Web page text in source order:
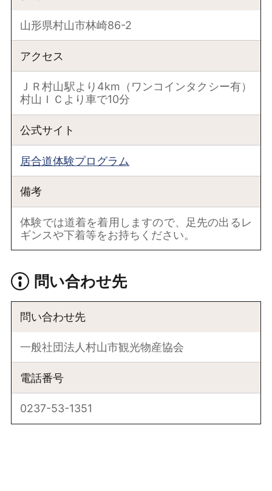
山形県村山市林崎86-2
アクセス
ＪＲ村山駅より4km（ワンコインタクシー有）
村山ＩＣより車で10分
公式サイト
居合道体験プログラム
備考
体験では道着を着用しますので、足先の出るレ
ギンスや下着等をお持ちください。
問い合わせ先
問い合わせ先
一般社団法人村山市観光物産協会
電話番号
0237-53-1351